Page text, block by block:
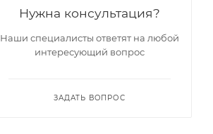
Нужна консультация?
Наши специалисты ответят на любой
интересующий вопрос
ЗАДАТЬ ВОПРОС